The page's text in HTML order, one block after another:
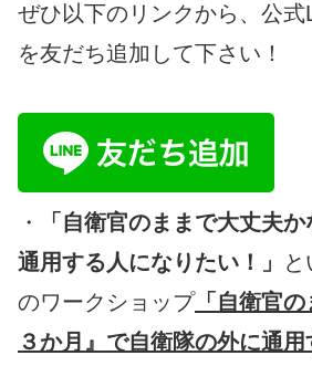
ぜひ以下のリンクから、公式
を友だち追加して下さい！
・
「自衛官のままで大丈夫
通用する人になりたい！」
のワークショップ「自衛官の
３か月』で自衛隊の外に通